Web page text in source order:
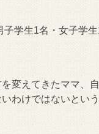
学生1名・女子学
変えてきたママ、
わけではないとい